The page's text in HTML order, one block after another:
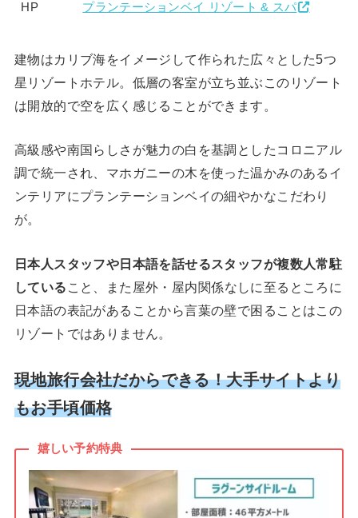
HP プランテーションベイ リゾート & スパ
建物はカリブ海をイメージして作られた広々とした5つ
星リゾートホテル。低層の客室が立ち並ぶこのリゾート
は開放的で空を広く感じることができます。
高級感や南国らしさが魅力の白を基調としたコロニアル
調で統一され、マホガニーの木を使った温かみのあるイ
ンテリアにプランテーションベイの細やかなこだわり
が。
日本人スタッフや日本語を話せるスタッフが複数人常駐
している こと、また屋外・屋内関係なしに至るところに
日本語の表記があることから言葉の壁で困ることはこの
リゾートではありません。
現地旅行会社だからできる！大手サイトより
もお手頃価格
嬉しい予約特典